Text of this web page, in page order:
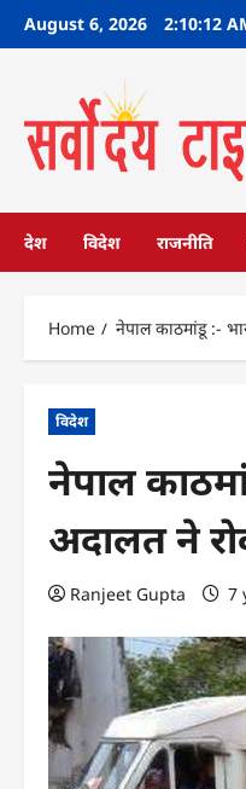
SkipAugust 6, 2026 2:10:12
देश विदेश राजनीति
Home नेपाल काठमांडू :-
विदेश
नेपाल
अदालत ने
Ranjeet Gupta 7